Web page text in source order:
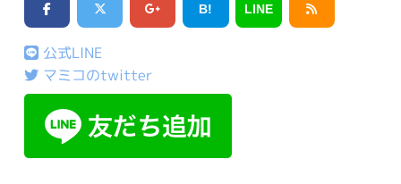
B! LINE
公式LINE
マミコのtwitter